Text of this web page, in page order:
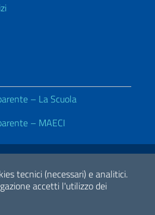
tecnici (necessari) e analitici.
accetti l'utilizzo dei
– La Scuola
– MAECI